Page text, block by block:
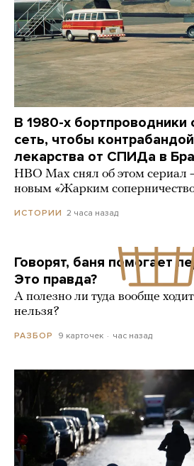
В 1980-х бортпроводники
сеть, чтобы
лекарства от СПИДа в
HBO Max снял об этом сериал
новым «Жарким
ИСТОРИИ 2 часа назад
Говорят, баня помогает
Это правда?
А полезно ли туда вообще
нельзя?
РАЗБОР 9 карточек час назад